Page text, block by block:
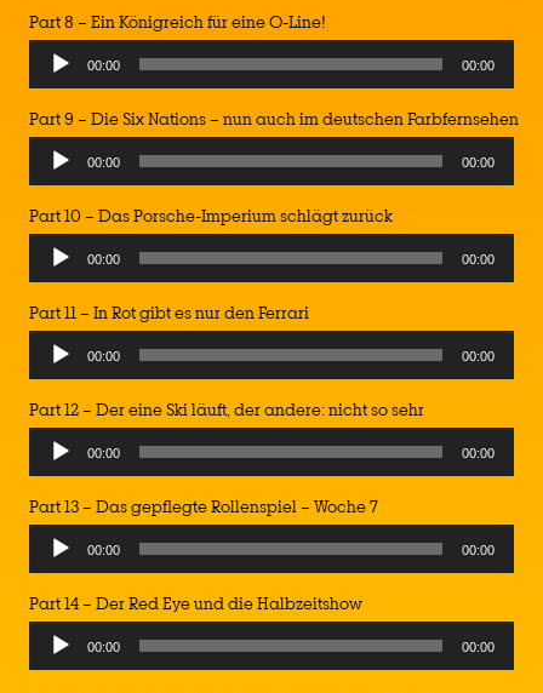
Part 8 – Ein Königreich für eine O-Line!
Audio
Player
00:00 00:00
Part 9 – Die Six Nations – nun auch im deutschen Farbfernsehen
Audio
Player
00:00 00:00
Part 10 – Das Porsche-Imperium schlägt zurück
Audio
Player
00:00 00:00
Part 11 – In Rot gibt es nur den Ferrari
Audio
Player
00:00 00:00
Part 12 – Der eine Ski läuft, der andere: nicht so sehr
Audio
Player
00:00 00:00
Part 13 – Das gepflegte Rollenspiel – Woche 7
Audio
Player
00:00 00:00
Part 14 – Der Red Eye und die Halbzeitshow
Audio
Player
00:00 00:00